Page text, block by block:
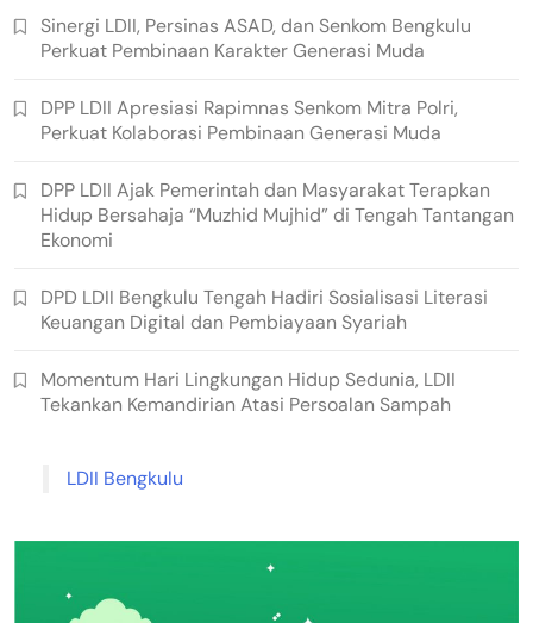
Sinergi LDII, Persinas ASAD, dan Senkom Bengkulu
Perkuat Pembinaan Karakter Generasi Muda
DPP LDII Apresiasi Rapimnas Senkom Mitra Polri,
Perkuat Kolaborasi Pembinaan Generasi Muda
DPP LDII Ajak Pemerintah dan Masyarakat Terapkan
Hidup Bersahaja “Muzhid Mujhid” di Tengah Tantangan
Ekonomi
DPD LDII Bengkulu Tengah Hadiri Sosialisasi Literasi
Keuangan Digital dan Pembiayaan Syariah
Momentum Hari Lingkungan Hidup Sedunia, LDII
Tekankan Kemandirian Atasi Persoalan Sampah
LDII Bengkulu